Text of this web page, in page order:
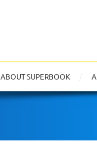
ABOUT SUPERBOOK